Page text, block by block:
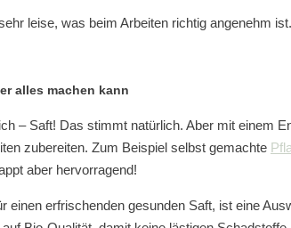
leise, was beim Arbeiten richtig angenehm ist.
alles machen kann
– Saft! Das stimmt natürlich. Aber mit einem
zubereiten. Zum Beispiel selbst gemachte
aber hervorragend!
einen erfrischenden gesunden Saft, ist eine